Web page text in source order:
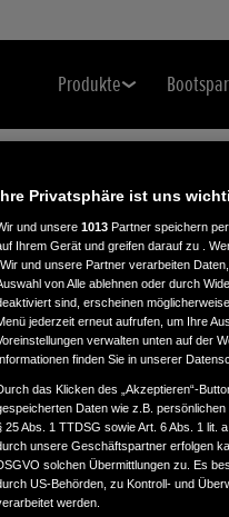
Produkte
Privatsphäre ist uns
und unsere 1013 Partner speichern
Ihrem Gerät und greifen darauf zu .
„Wir und unsere Partner verarbeiten
von Alle ablehnen oder durch
sind, erscheinen
jederzeit erneut aufrufen, um Ihre
verwalten unten auf der
finden Sie in unserer
das Klicken des „Akzeptieren“-
Daten wie z.B.
25 Abs. 1 TTDSG sowie Art. 6 Abs. 1 lit.
unsere Geschäftspartner erfolgen
solchen Übermittlungen zu. Es
US-Behörden, zu Kontroll- und
werden.